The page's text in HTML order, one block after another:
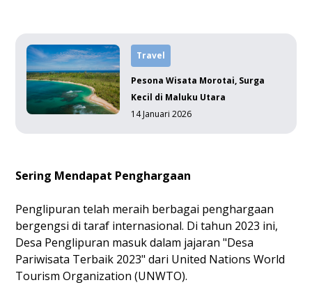
Travel
Pesona Wisata Morotai, Surga
Kecil di Maluku Utara
14 Januari 2026
Sering Mendapat Penghargaan
Penglipuran telah meraih berbagai penghargaan
bergengsi di taraf internasional. Di tahun 2023 ini,
Desa Penglipuran masuk dalam jajaran "Desa
Pariwisata Terbaik 2023" dari United Nations World
Tourism Organization (UNWTO).